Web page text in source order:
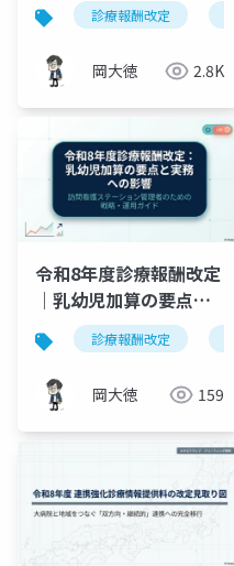
診療報酬改定
岡大徳 2.8K
令和8年度診療報酬改定
｜乳幼児加算の要点と
実務への影響を9枚で図
解
診療報酬改定
岡大徳 159